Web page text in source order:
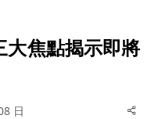
大焦點揭示即將
日